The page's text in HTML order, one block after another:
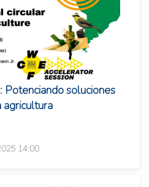
Potenciando soluciones
agricultura
14:00